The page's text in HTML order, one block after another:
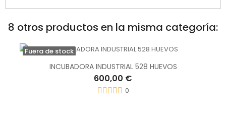
8 otros productos en la misma categoría:
Fuera de stock
INCUBADORA INDUSTRIAL 528 HUEVOS
600,00 €
0